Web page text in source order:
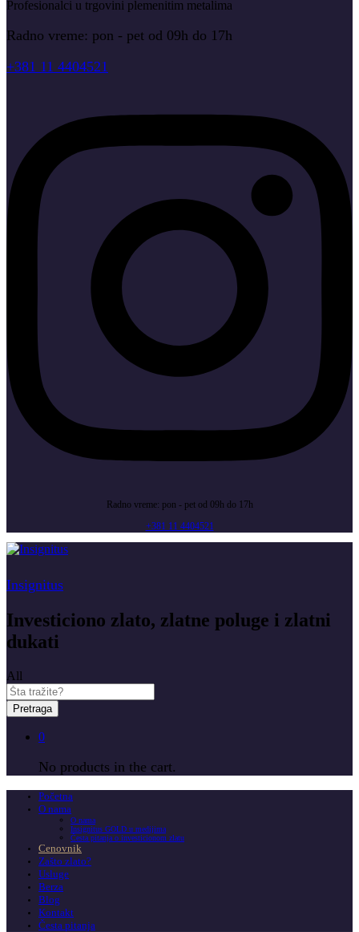
Profesionalci u trgovini plemenitim metalima
Radno vreme: pon - pet od 09h do 17h
+381 11 4404521
Radno vreme: pon - pet od 09h do 17h
+381 11 4404521
Insignitus
Investiciono zlato, zlatne poluge i zlatni
dukati
All
Pretraga
0
No products in the cart.
Početna
O nama
O nama
Insignitus GOLD u medijima
Česta pitanja o investicionom zlatu
Cenovnik
Zašto zlato?
Usluge
Berza
Blog
Kontakt
Česta pitanja